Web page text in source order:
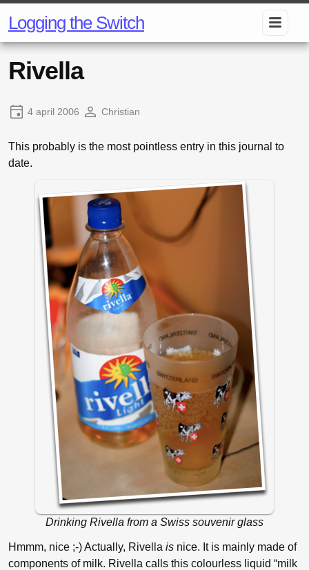
Logging the Switch
Rivella
4 april 2006 Christian
This probably is the most pointless entry in this journal to
date.
Drinking Rivella from a Swiss souvenir glass
Hmmm, nice ;-) Actually, Rivella is nice. It is mainly made of
components of milk. Rivella calls this colourless liquid “milk